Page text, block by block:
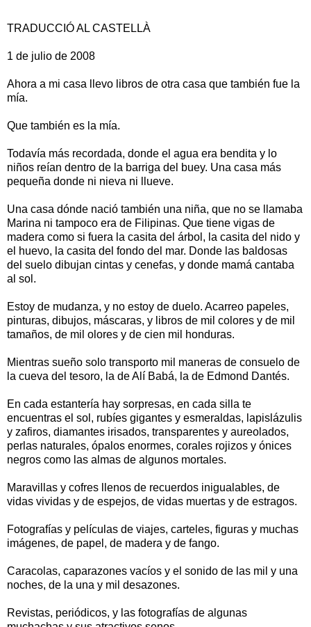
TRADUCCIÓ AL CASTELLÀ
1 de julio de 2008
Ahora a mi casa llevo libros de otra casa que también fue la
mía.
Que también es la mía.
Todavía más recordada, donde el agua era bendita y lo
niños reían dentro de la barriga del buey. Una casa más
pequeña donde ni nieva ni llueve.
Una casa dónde nació también una niña, que no se llamaba
Marina ni tampoco era de Filipinas. Que tiene vigas de
madera como si fuera la casita del árbol, la casita del nido y
el huevo, la casita del fondo del mar. Donde las baldosas
del suelo dibujan cintas y cenefas, y donde mamá cantaba
al sol.
Estoy de mudanza, y no estoy de duelo. Acarreo papeles,
pinturas, dibujos, máscaras, y libros de mil colores y de mil
tamaños, de mil olores y de cien mil honduras.
Mientras sueño solo transporto mil maneras de consuelo de
la cueva del tesoro, la de Alí Babá, la de Edmond Dantés.
En cada estantería hay sorpresas, en cada silla te
encuentras el sol, rubíes gigantes y esmeraldas, lapislázulis
y zafiros, diamantes irisados, transparentes y aureolados,
perlas naturales, ópalos enormes, corales rojizos y ónices
negros como las almas de algunos mortales.
Maravillas y cofres llenos de recuerdos inigualables, de
vidas vividas y de espejos, de vidas muertas y de estragos.
Fotografías y películas de viajes, carteles, figuras y muchas
imágenes, de papel, de madera y de fango.
Caracolas, caparazones vacíos y el sonido de las mil y una
noches, de la una y mil desazones.
Revistas, periódicos, y las fotografías de algunas